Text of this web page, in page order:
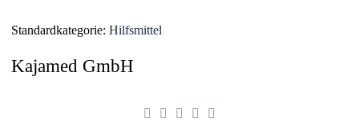
Standardkategorie: Hilfsmittel
Kajamed GmbH